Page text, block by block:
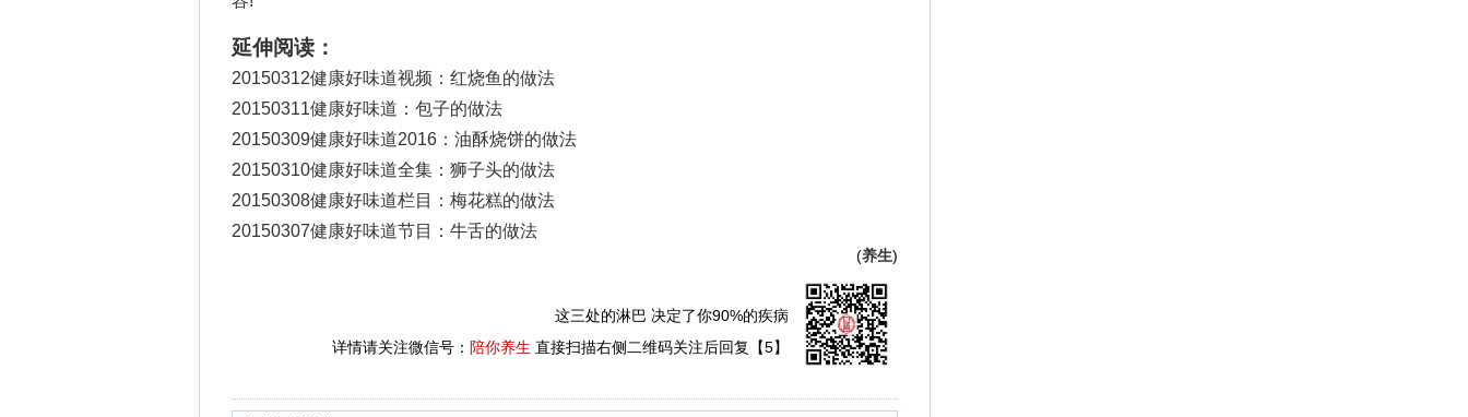
延伸阅读：
20150312健康好味道视频：红烧鱼的做法
20150311健康好味道：包子的做法
20150309健康好味道2016：油酥烧饼的做法
20150310健康好味道全集：狮子头的做法
20150308健康好味道栏目：梅花糕的做法
20150307健康好味道节目：牛舌的做法
(养生)
这三处的淋巴 决定了你90%的疾病
详情请关注微信号： 陪你养生 直接扫描右侧二维码关注后回复【5】